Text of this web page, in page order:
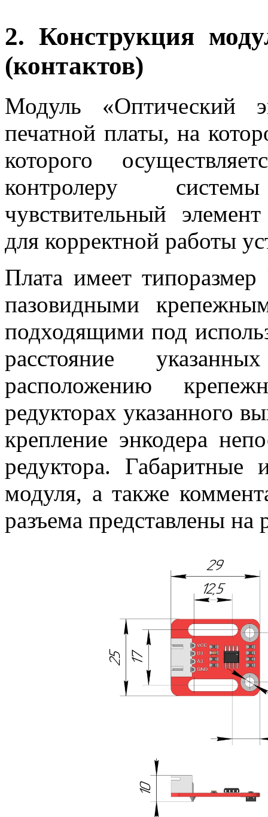
2. Конструкция
(контактов)
Модуль «Оптический
печатной платы, на
которого
контролеру
чувствительный
для корректной работы
Плата имеет
пазовидными
подходящими под
расстояние
расположению
редукторах указанного
крепление энкодера
редуктора. Габаритные
модуля, а также
разъема представлены на